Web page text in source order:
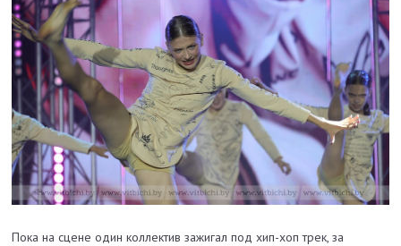
Пока на сцене один коллектив зажигал под хип-хоп трек, за